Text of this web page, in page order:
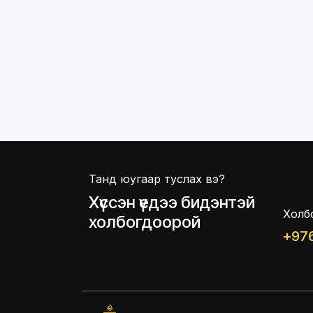
Танд юугаар туслах вэ?
Хүссэн үедээ бидэнтэй
холбогдоорой